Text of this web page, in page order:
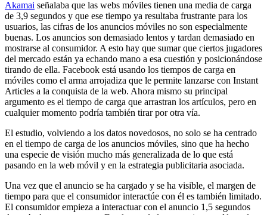
Akamai señalaba que las webs móviles tienen una media de carga
de 3,9 segundos y que ese tiempo ya resultaba frustrante para los
usuarios, las cifras de los anuncios móviles no son especialmente
buenas. Los anuncios son demasiado lentos y tardan demasiado en
mostrarse al consumidor. A esto hay que sumar que ciertos jugadores
del mercado están ya echando mano a esa cuestión y posicionándose
tirando de ella. Facebook está usando los tiempos de carga en
móviles como el arma arrojadiza que le permite lanzarse con Instant
Articles a la conquista de la web. Ahora mismo su principal
argumento es el tiempo de carga que arrastran los artículos, pero en
cualquier momento podría también tirar por otra vía.
El estudio, volviendo a los datos novedosos, no solo se ha centrado
en el tiempo de carga de los anuncios móviles, sino que ha hecho
una especie de visión mucho más generalizada de lo que está
pasando en la web móvil y en la estrategia publicitaria asociada.
Una vez que el anuncio se ha cargado y se ha visible, el margen de
tiempo para que el consumidor interactúe con él es también limitado.
El consumidor empieza a interactuar con el anuncio 1,5 segundos